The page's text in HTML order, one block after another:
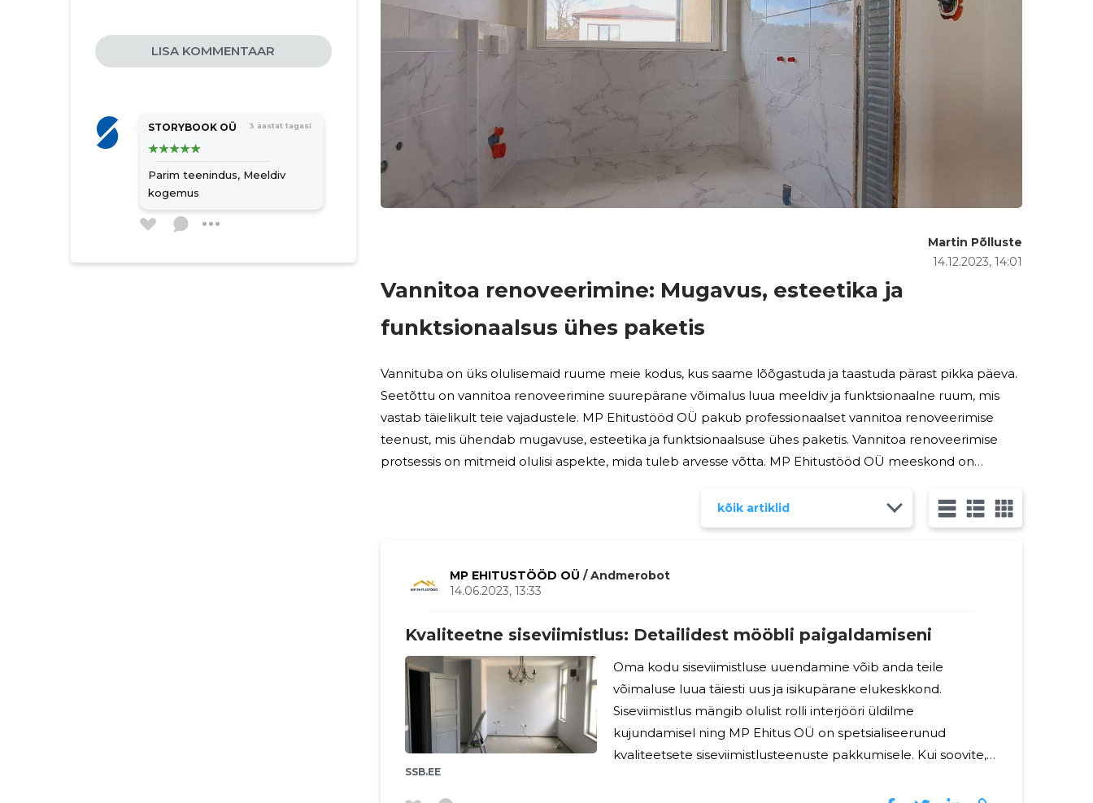
mööbli paigaldamine
välisviimistlus
elektri- ja torutööd
terrasside ehitus
hoonete ehitustööd
LISA KOMMENTAAR
STORYBOOK OÜ 3 aastat tagasi
Parim teenindus, Meeldiv
kogemus
Vannitoa renoveerimine: Mugavus, esteetika ja
funktsionaalsus ühes paketis
14.12.2023, 14:01
Martin Põlluste
Vannituba on üks olulisemaid ruume meie kodus, kus saame lõõgastuda ja taastuda pärast pikka päeva.
Seetõttu on vannitoa renoveerimine suurepärane võimalus luua meeldiv ja funktsionaalne ruum, mis
vastab täielikult teie vajadustele. MP Ehitustööd OÜ pakub professionaalset vannitoa renoveerimise
teenust, mis ühendab mugavuse, esteetika ja funktsionaalsuse ühes paketis. Vannitoa renoveerimise
protsessis on mitmeid olulisi aspekte, mida tuleb arvesse võtta. MP Ehitustööd OÜ meeskond on
kõik artiklid
MP EHITUSTÖÖD OÜ / Andmerobot
14.06.2023, 13:33
Kvaliteetne siseviimistlus: Detailidest mööbli paigaldamiseni
SSB.EE
Oma kodu siseviimistluse uuendamine võib anda teile
võimaluse luua täiesti uus ja isikupärane elukeskkond.
Siseviimistlus mängib olulist rolli interjööri üldilme
kujundamisel ning MP Ehitus OÜ on spetsialiseerunud
kvaliteetsete siseviimistlusteenuste pakkumisele. Kui soovite,
meeskond pakub teile oma kogemusi ja oskusi